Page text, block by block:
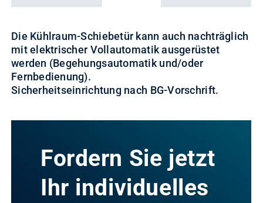
Die Kühlraum-Schiebetür kann auch nachträglich
mit elektrischer Vollautomatik ausgerüstet
werden (Begehungsautomatik und/oder
Fernbedienung).
Sicherheitseinrichtung nach BG-Vorschrift.
Fordern Sie jetzt
Ihr individuelles